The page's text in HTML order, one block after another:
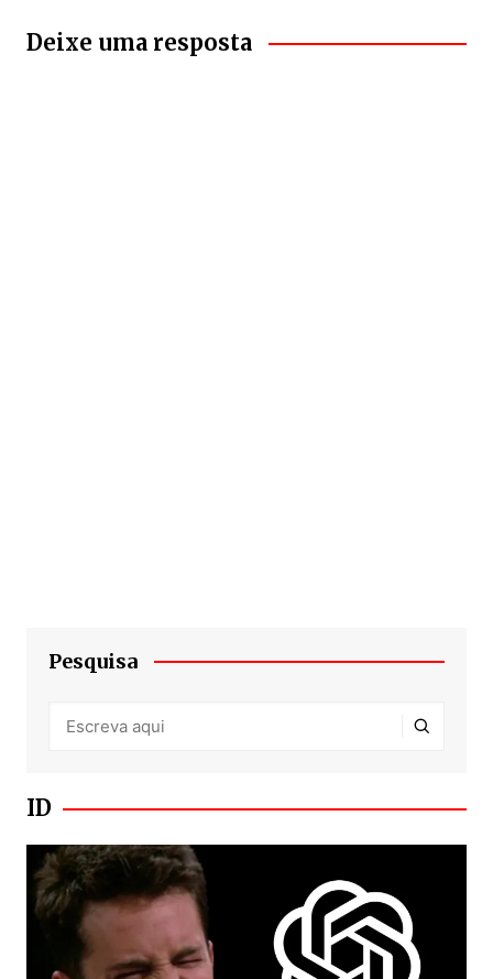
Deixe uma resposta
Pesquisa
ID